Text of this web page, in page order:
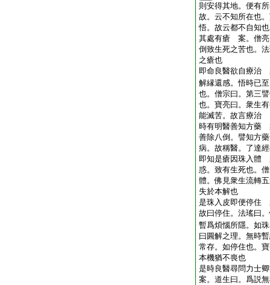
則安得其地。便有
故。云不知所在也
悟。故云都不自知也
其處有瘡 案。僧亮
倒致生死之苦也。
之瘡也
即命良醫欲自療治
解縁還感。悟時已
也。僧宗曰。第三
也。寶亮曰。衆生
能滅苦。故言療治
時有明醫善知方藥
善除八倒。譬知方
病。故稱醫。了達
即知是瘡因珠入體
惑。致有生死也。
體。佛見衆生流轉
失於本解也
是珠入皮即便停住
故曰停住。法瑤曰
暫爲煩惱所隱。如
曰圓解之理。無時
常存。如停住也。
本機猶不喪也
是時良醫尋問力士
案。道生曰。爲説